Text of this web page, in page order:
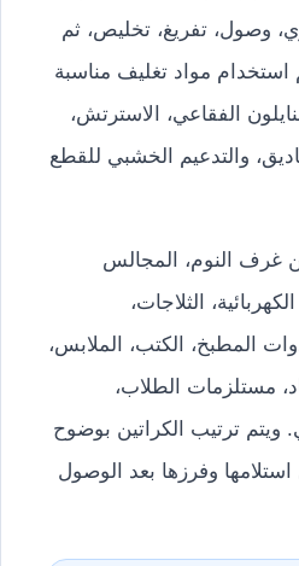
وصول، تفريغ، تخليص، ثم
مواد تغليف مناسبة
الفقاعي، الاسترتش،
والتدعيم الخشبي للقطع
غرف النوم، المجالس
الثلاجات،
المطبخ، الكتب، الملابس،
مستلزمات الطلاب،
ويتم ترتيب الكراتين بوضوح
وفرزها بعد الوصول